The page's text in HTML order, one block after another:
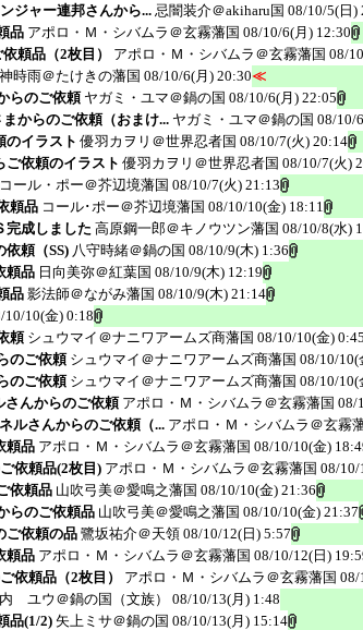
ジャー連邦さんから... 忌闇装介＠akiharu国 08/10/5(日)
品 アポロ・Ｍ・シバムラ＠玄霧藩国 08/10/6(月) 12:30
頼品（2枚目）
アポロ・Ｍ・シバムラ＠玄霧藩国 08/
時雨＠たけきの藩国 08/10/6(月) 20:30≪
らのご依頼 ヤガミ・ユマ＠鍋の国 08/10/6(月) 22:05
からのご依頼（おまけ... ヤガミ・ユマ＠鍋の国 08/10/
イラスト 優羽カヲリ＠世界忍者国 08/10/7(火) 20:14
依頼のイラスト 優羽カヲリ＠世界忍者国 08/10/7(火)
コール・ポー＠芥辺境藩国 08/10/7(火) 21:13
頼品 コール･ポー＠芥辺境藩国 08/10/10(金) 18:11
成しました 高原鋼一郎＠キノウツン藩国 08/10/8(水)
頼（SS) 八守時緒＠鍋の国 08/10/9(木) 1:36
頼品 日向美弥＠紅葉国 08/10/9(木) 12:19
品 影法師＠ながみ藩国 08/10/9(木) 21:14
10/10(金) 0:18
頼 シュウマイ＠ナニワアームズ商藩国 08/10/10(金) 0:45
のご依頼 シュウマイ＠ナニワアームズ商藩国 08/10/10(
のご依頼 シュウマイ＠ナニワアームズ商藩国 08/10/10(
さんからのご依頼 アポロ・Ｍ・シバムラ＠玄霧藩国 08/
ルさんからのご依頼（... アポロ・Ｍ・シバムラ＠玄霧
頼品 アポロ・Ｍ・シバムラ＠玄霧藩国 08/10/10(金)
依頼品(2枚目) アポロ・Ｍ・シバムラ＠玄霧藩国 08/10/
依頼品 山吹弓美＠愛鳴之藩国 08/10/10(金) 21:36
らのご依頼品 山吹弓美＠愛鳴之藩国 08/10/10(金) 21:37
ご依頼の品 鷺坂祐介＠天領 08/10/12(日) 5:57
頼品 アポロ・Ｍ・シバムラ＠玄霧藩国 08/10/12(日)
依頼品（2枚目）
アポロ・Ｍ・シバムラ＠玄霧藩国 08/
ユウ＠鍋の国（文族）
08/10/13(月) 1:48
品(1/2) 矢上ミサ＠鍋の国 08/10/13(月) 15:14